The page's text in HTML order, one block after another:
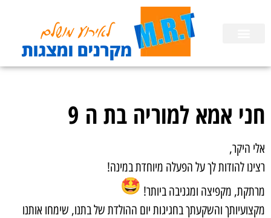
חני אמא למוריה בת ה 9
אלי היקר,
רצינו להודות לך על הפעלה מיוחדת במינה!
מרתקת, מקפיצה ומגניבה ביותר!
מקצועיותך והשקעתך בחגיגות יום ההולדת של בתנו, שימחו אותנו